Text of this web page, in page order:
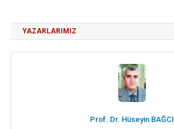
YAZARLARIMIZ
Prof. Dr. Hüseyin BAĞCI